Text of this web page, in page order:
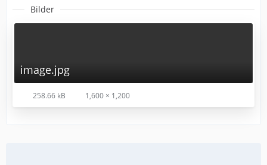
Bilder
image.jpg
258.66 kB 1,600 × 1,200